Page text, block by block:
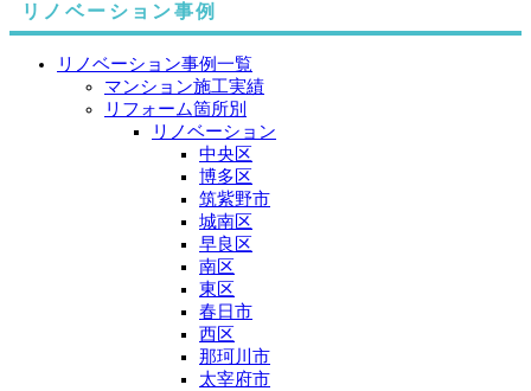
リノベーション事例
リノベーション事例一覧
マンション施工実績
リフォーム箇所別
リノベーション
中央区
博多区
筑紫野市
城南区
早良区
南区
東区
春日市
西区
那珂川市
太宰府市